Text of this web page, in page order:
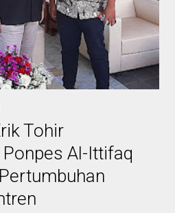
Tohir
Al-Ittifaq